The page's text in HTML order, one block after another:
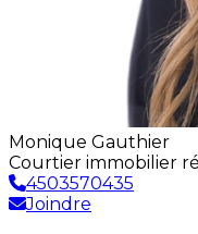
Monique Gauthier
Courtier immobilier
4503570435
Joindre